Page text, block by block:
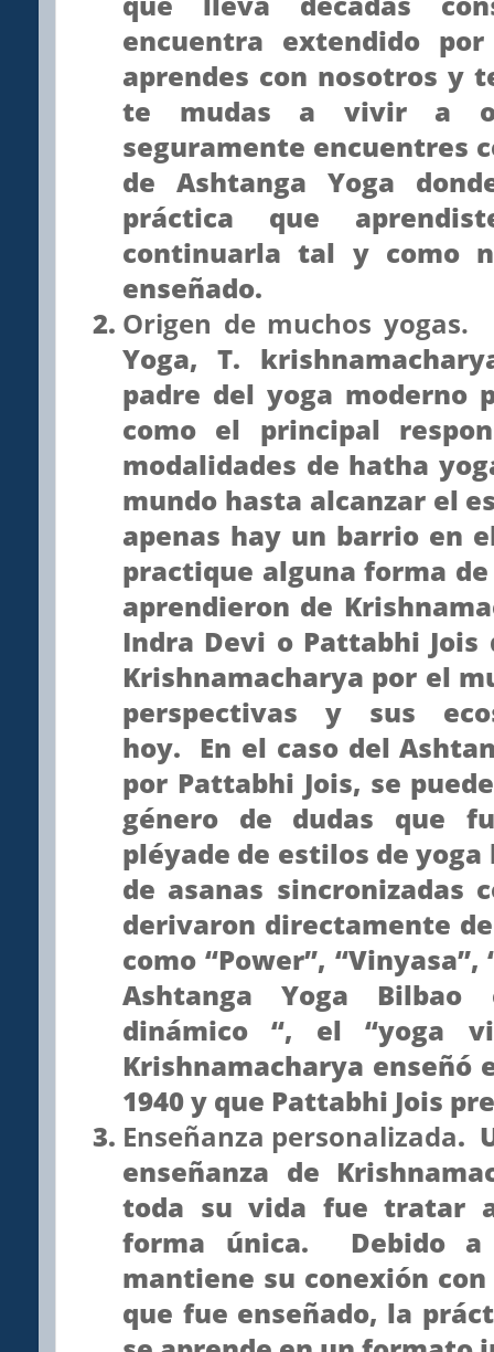
encuentra extendido
aprendes con nosotros y
te mudas a vivir a
seguramente encuentres
de Ashtanga Yoga
práctica que
continuarla tal y como
enseñado.
Origen de muchos yogas.
Yoga, T.
padre del yoga moderno
como el principal
modalidades de hatha
mundo hasta alcanzar el
apenas hay un barrio en
practique alguna forma
aprendieron de
Indra Devi o Pattabhi
Krishnamacharya por el
perspectivas y sus
hoy. En el caso del
por Pattabhi Jois, se
género de dudas que
pléyade de estilos de
de asanas sincronizadas
derivaron directamente
como “Power”,
Ashtanga Yoga Bilbao
dinámico “, el “yoga
Krishnamacharya enseñó
1940 y que Pattabhi Jois
Enseñanza personalizada.
enseñanza de
toda su vida fue tratar
forma única. Debido a
mantiene su conexión
que fue enseñado, la